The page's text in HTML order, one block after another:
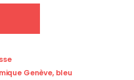
Genève, bleu